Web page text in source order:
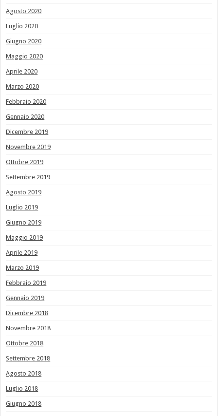
Agosto 2020
Luglio 2020
Giugno 2020
Maggio 2020
Aprile 2020
Marzo 2020
Febbraio 2020
Gennaio 2020
Dicembre 2019
Novembre 2019
Ottobre 2019
Settembre 2019
Agosto 2019
Luglio 2019
Giugno 2019
Maggio 2019
Aprile 2019
Marzo 2019
Febbraio 2019
Gennaio 2019
Dicembre 2018
Novembre 2018
Ottobre 2018
Settembre 2018
Agosto 2018
Luglio 2018
Giugno 2018